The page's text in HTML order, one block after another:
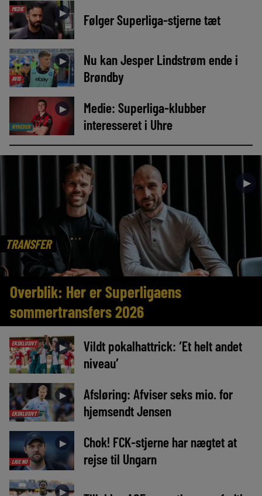
MEDIE ► Følger Superliga-stjerne tæt
AVIS
►
Nu kan Jesper Lindstrøm ende i
Brøndby
NYHEDER
►
Medie: Superliga-klubber
interesseret i Uhre
TRANSFER
►
Overblik: Her er Superligaens
sommertransfers 2026
EKSKLUSIVT ►
Vildt pokalhattrick: ‘Et helt andet
niveau’
EKSKLUSIVT
►
Afsløring: Afviser seks mio. for
hjemsendt Jensen
LIGE NU
►
Chok! FCK-stjerne har nægtet at
rejse til Ungarn
►